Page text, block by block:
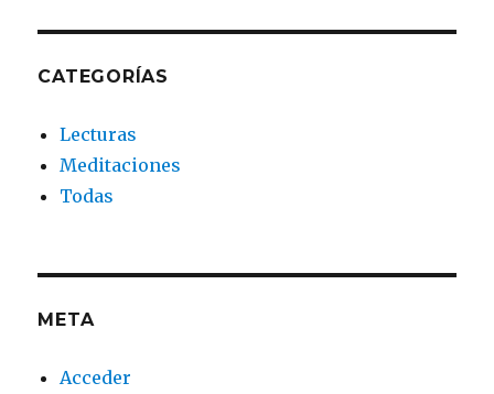
CATEGORÍAS
Lecturas
Meditaciones
Todas
META
Acceder